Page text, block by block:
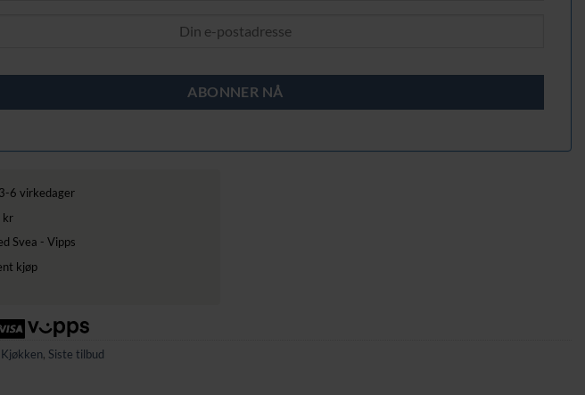
6 virkedager
kr
Svea - Vipps
kjøp
, Siste tilbud